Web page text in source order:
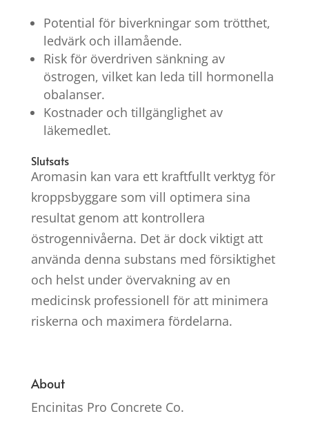
Potential för biverkningar som trötthet,
ledvärk och illamående.
Risk för överdriven sänkning av
östrogen, vilket kan leda till hormonella
obalanser.
Kostnader och tillgänglighet av
läkemedlet.
Slutsats
Aromasin kan vara ett kraftfullt verktyg för
kroppsbyggare som vill optimera sina
resultat genom att kontrollera
östrogennivåerna. Det är dock viktigt att
använda denna substans med försiktighet
och helst under övervakning av en
medicinsk professionell för att minimera
riskerna och maximera fördelarna.
About
Encinitas Pro Concrete Co.